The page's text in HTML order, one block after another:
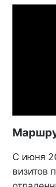
С июня
визитов